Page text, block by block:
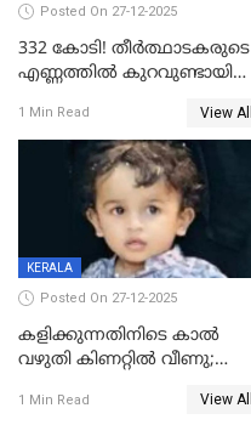
Posted On 27-12-2025
332 കോടി! തീർത്ഥാടകരുടെ
എണ്ണത്തിൽ കുറവുണ്ടായിട്ടും
കുതിച്ചുയരുന്നു
1 Min Read View All
KERALA
Posted On 27-12-2025
കളിക്കുന്നതിനിടെ കാൽ
വഴുതി കിണറ്റിൽ വീണു;
ദാരുണാന്ത്യം
1 Min Read View All